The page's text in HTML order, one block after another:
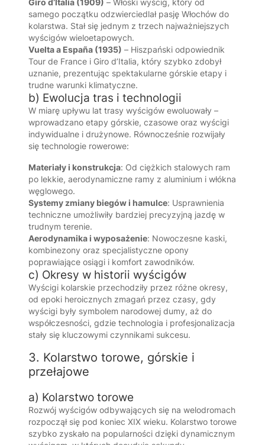
Giro d’Italia (1909) – Włoski wyścig, który od
samego początku odzwierciedlał pasję Włochów do
kolarstwa. Stał się jednym z trzech najważniejszych
wyścigów wieloetapowych.
Vuelta a España (1935) – Hiszpański odpowiednik
Tour de France i Giro d’Italia, który szybko zdobył
uznanie, prezentując spektakularne górskie etapy i
trudne warunki klimatyczne.
b) Ewolucja tras i technologii
W miarę upływu lat trasy wyścigów ewoluowały –
wprowadzano etapy górskie, czasowe oraz wyścigi
indywidualne i drużynowe. Równocześnie rozwijały
się technologie rowerowe:
Materiały i konstrukcja: Od ciężkich stalowych ram
po lekkie, aerodynamiczne ramy z aluminium i włókna
węglowego.
Systemy zmiany biegów i hamulce: Usprawnienia
techniczne umożliwiły bardziej precyzyjną jazdę w
trudnym terenie.
Aerodynamika i wyposażenie: Nowoczesne kaski,
kombinezony oraz specjalistyczne opony
poprawiające osiągi i komfort zawodników.
c) Okresy w historii wyścigów
Wyścigi kolarskie przechodziły przez różne okresy,
od epoki heroicznych zmagań przez czasy, gdy
wyścigi były symbolem narodowej dumy, aż do
współczesności, gdzie technologia i profesjonalizacja
stały się kluczowymi czynnikami sukcesu.
3. Kolarstwo torowe, górskie i
przełajowe
a) Kolarstwo torowe
Rozwój wyścigów odbywających się na welodromach
rozpoczął się pod koniec XIX wieku. Kolarstwo torowe
szybko zyskało na popularności dzięki dynamicznym